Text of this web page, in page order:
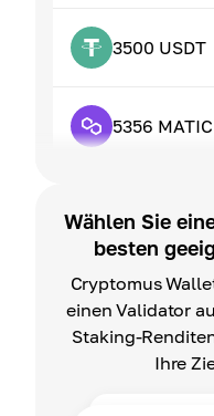
3500 USDT
5356 MATIC
Wählen Sie
besten
Cryptomus
einen Validator
Staking-
Ihre